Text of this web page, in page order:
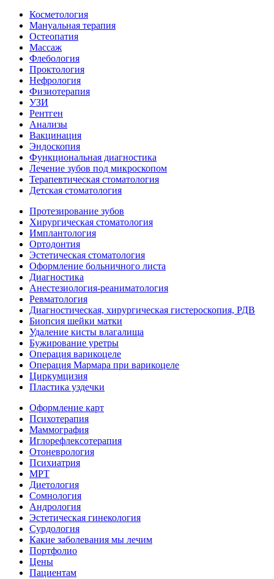
Косметология
Мануальная терапия
Остеопатия
Массаж
Флебология
Проктология
Нефрология
Физиотерапия
УЗИ
Рентген
Анализы
Вакцинация
Эндоскопия
Функциональная диагностика
Лечение зубов под микроскопом
Терапевтическая стоматология
Детская стоматология
Протезирование зубов
Хирургическая стоматология
Имплантология
Ортодонтия
Эстетическая стоматология
Оформление больничного листа
Диагностика
Анестезиология-реаниматология
Ревматология
Диагностическая, хирургическая гистероскопия, РДВ
Биопсия шейки матки
Удаление кисты влагалища
Бужирование уретры
Операция варикоцеле
Операция Мармара при варикоцеле
Циркумцизия
Пластика уздечки
Оформление карт
Психотерапия
Маммография
Иглорефлексотерапия
Отоневрология
Психиатрия
МРТ
Диетология
Сомнология
Андрология
Эстетическая гинекология
Сурдология
Какие заболевания мы лечим
Портфолио
Цены
Пациентам